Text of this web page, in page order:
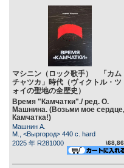
マシニン（ロック歌手） 「カム
チャツカ」時代（ヴィクトル・ツ
ォイの聖地の全歴史）
Время "Камчатки"./ ред. О.
Машнина. (Возьми мое сердце,
Камчатка!)
Машнин А.
М., <Выргород> 440 c. hard
2025 年 R281000